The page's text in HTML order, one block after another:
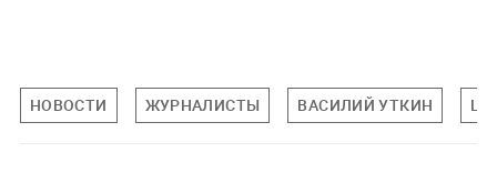
НОВОСТИ ЖУРНАЛИСТЫ ВАСИЛИЙ УТКИН